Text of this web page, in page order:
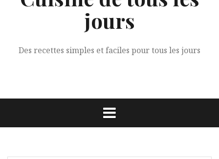
jours
Des recettes simples et faciles pour tous les jours